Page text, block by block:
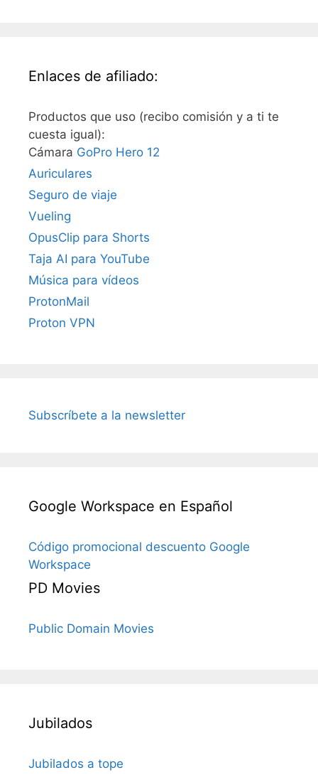
Enlaces de afiliado:
Productos que uso (recibo comisión y a ti te
cuesta igual):
Cámara GoPro Hero 12
Auriculares
Seguro de viaje
Vueling
OpusClip para Shorts
Taja AI para YouTube
Música para vídeos
ProtonMail
Proton VPN
Subscríbete a la newsletter
Google Workspace en Español
Código promocional descuento Google
Workspace
PD Movies
Public Domain Movies
Jubilados
Jubilados a tope